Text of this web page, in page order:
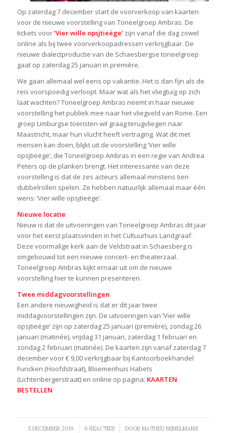
Op zaterdag 7 december start de voorverkoop van kaarten
voor de nieuwe voorstelling van Toneelgroep Ambras. De
tickets voor‘Vier wille opsjtieëge’zijn vanaf die dag zowel
online als bij twee voorverkoopadressen verkrijgbaar. De
nieuwe dialectproductie van de Schaesbergse toneelgroep
gaat op zaterdag 25 januari in première.
We gaan allemaal wel eens op vakantie. Het is dan fijn als de
reis voorspoedig verloopt. Maar wat als het vliegtuig op zich
laat wachten? Toneelgroep Ambras neemt in haar nieuwe
voorstelling het publiek mee naar het vliegveld van Rome. Een
groep Limburgse toeristen wil graag terugvliegen naar
Maastricht, maar hun vlucht heeft vertraging. Wat dit met
mensen kan doen, blijkt uit de voorstelling ‘Vier wille
opsjtieëge’, die Toneelgroep Ambras in een regie van Andrea
Peters op de planken brengt. Het interessante van deze
voorstelling is dat de zes acteurs allemaal minstens tien
dubbelrollen spelen. Ze hebben natuurlijk allemaal maar één
wens: ‘Vier wille opsjtieëge’.
Nieuwe locatie
Nieuw is dat de uitvoeringen van Toneelgroep Ambras dit jaar
voor het eerst plaatsvinden in het Cultuurhuis Landgraaf.
Deze voormalige kerk aan de Veldstraat in Schaesberg is
omgebouwd tot een nieuwe concert- en theaterzaal.
Toneelgroep Ambras kijkt ernaar uit om de nieuwe
voorstelling hier te kunnen presenteren.
Twee middagvoorstellingen
Een andere nieuwigheid is dat er dit jaar twee
middagvoorstellingen zijn. De uitvoeringen van ‘Vier wille
opsjtieëge’ zijn op zaterdag 25 januari (première), zondag 26
januari (matinée), vrijdag 31 januari, zaterdag 1 februari en
zondag 2 februari (matinée). De kaarten zijn vanaf zaterdag 7
december voor € 9,00 verkrijgbaar bij Kantoorboekhandel
Funcken (Hoofdstraat), Bloemenhuis Habets
(Lichtenbergerstraat) en online op pagina: KAARTEN
BESTELLEN
5 DECEMBER 2019
/ 0 REACTIES
/ DOOR MATHEU BEMELMANS